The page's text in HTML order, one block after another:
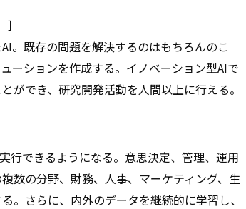
。既存の問題を解決するのはもちろんのこ
ーションを作成する。イノベーション型AIで
ができ、研究開発活動を人間以上に行える。
行できるようになる。意思決定、管理、運用
数の分野、財務、人事、マーケティング、生
。さらに、内外のデータを継続的に学習し、